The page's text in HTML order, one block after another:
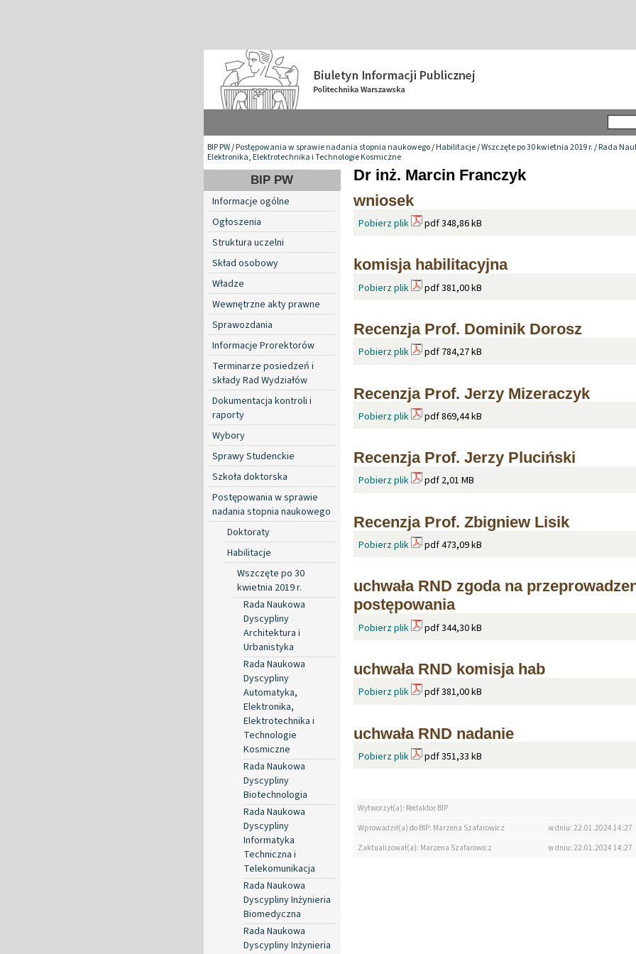
BIP PW/Postępowania w sprawie nadania stopnia naukowego/Habilitacje/Wszczęte po 30 kwietnia 2019 r./Rada
Elektronika, Elektrotechnika i Technologie Kosmiczne
BIP PW
Informacje ogólne
Ogłoszenia
Struktura uczelni
Skład osobowy
Władze
Wewnętrzne akty prawne
Sprawozdania
Informacje Prorektorów
Terminarze posiedzeń i
składy Rad Wydziałów
Dokumentacja kontroli i
raporty
Wybory
Sprawy Studenckie
Szkoła doktorska
Postępowania w sprawie
nadania stopnia naukowego
Doktoraty
Habilitacje
Wszczęte po 30
kwietnia 2019 r.
Rada Naukowa
Dyscypliny
Architektura i
Urbanistyka
Rada Naukowa
Dyscypliny
Automatyka,
Elektronika,
Elektrotechnika i
Technologie
Kosmiczne
Rada Naukowa
Dyscypliny
Biotechnologia
Rada Naukowa
Dyscypliny
Informatyka
Techniczna i
Telekomunikacja
Rada Naukowa
Dyscypliny Inżynieria
Biomedyczna
Rada Naukowa
Dyscypliny Inżynieria
Dr inż. Marcin Franczyk
wniosek
Pobierz plik pdf 348,86 kB
komisja habilitacyjna
Pobierz plik pdf 381,00 kB
Recenzja Prof. Dominik Dorosz
Pobierz plik pdf 784,27 kB
Recenzja Prof. Jerzy Mizeraczyk
Pobierz plik pdf 869,44 kB
Recenzja Prof. Jerzy Pluciński
Pobierz plik pdf 2,01 MB
Recenzja Prof. Zbigniew Lisik
Pobierz plik pdf 473,09 kB
uchwała RND zgoda na
postępowania
Pobierz plik pdf 344,30 kB
uchwała RND komisja hab
Pobierz plik pdf 381,00 kB
uchwała RND nadanie
Pobierz plik pdf 351,33 kB
Wytworzył(a): Redaktor BIP
Wprowadził(a) do BIP: Marzena Szafarowicz
w dniu: 22.01.2024 14:27
Zaktualizował(a): Marzena Szafarowicz
w dniu: 22.01.2024 14:27